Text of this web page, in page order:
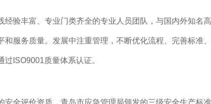
验丰富、专业门类齐全的专业人员团队，与国内外知名
和服务质量。发展中注重管理，不断优化流程、完善标准
过 ISO9001质量体系认证。
安全评价资质，青岛市应急管理局颁发的三级安全生产标